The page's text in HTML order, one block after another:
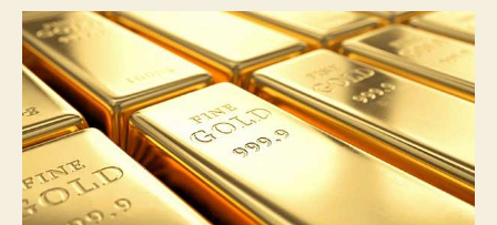
c
e
b
o
o
k
itt at
s
A
p
p